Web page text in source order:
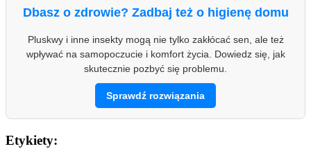
Dbasz o zdrowie? Zadbaj też o higienę domu
Pluskwy i inne insekty mogą nie tylko zakłócać sen, ale też
wpływać na samopoczucie i komfort życia. Dowiedz się, jak
skutecznie pozbyć się problemu.
Sprawdź rozwiązania
Etykiety: